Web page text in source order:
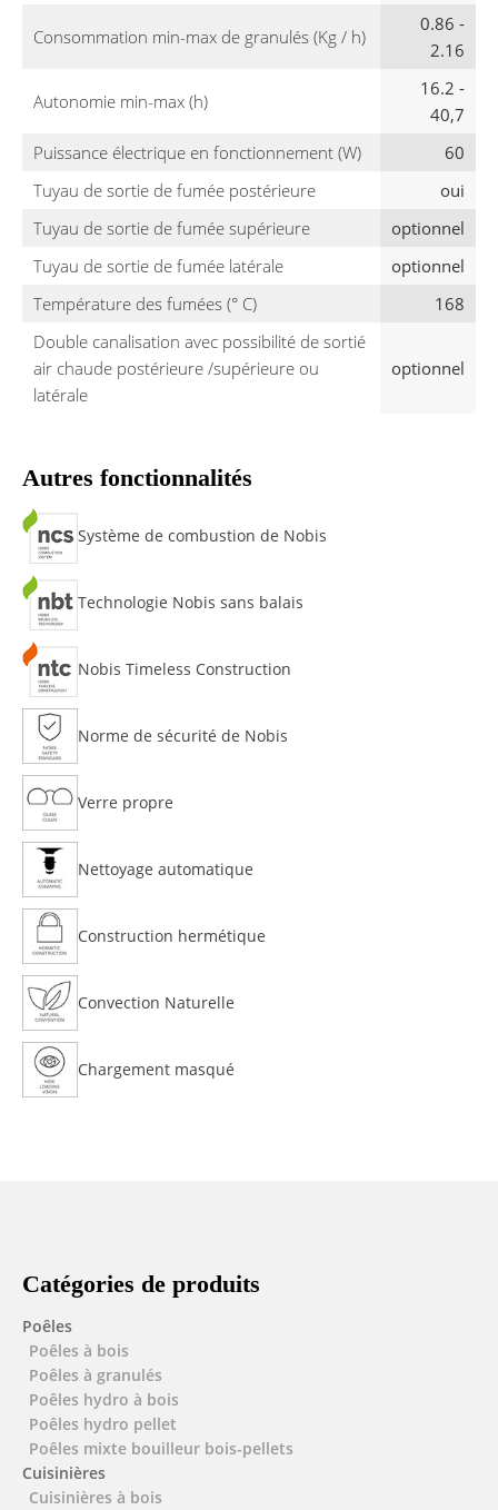
Consommation min-max de granulés (Kg / h)
0.86 -
2.16
Autonomie min-max (h)
16.2 -
40,7
Puissance électrique en fonctionnement (W)
60
Tuyau de sortie de fumée postérieure
oui
Tuyau de sortie de fumée supérieure
optionnel
Tuyau de sortie de fumée latérale
optionnel
Température des fumées (° C)
168
Double canalisation avec possibilité de sortié
air chaude postérieure /supérieure ou
latérale
optionnel
Autres fonctionnalités
Système de combustion de Nobis
Technologie Nobis sans balais
Nobis Timeless Construction
Norme de sécurité de Nobis
Verre propre
Nettoyage automatique
Construction hermétique
Convection Naturelle
Chargement masqué
Catégories de produits
Poêles
Poêles à bois
Poêles à granulés
Poêles hydro à bois
Poêles hydro pellet
Poêles mixte bouilleur bois-pellets
Cuisinières
Cuisinières à bois